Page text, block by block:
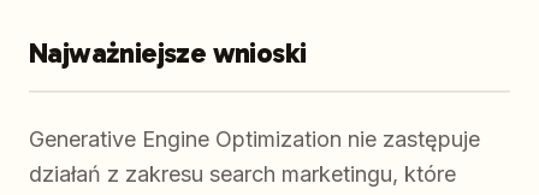
Najważniejsze wnioski
Generative Engine Optimization nie zastępuje
działań z zakresu search marketingu, które